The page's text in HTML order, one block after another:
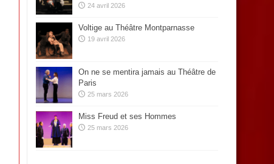
24 avril 2026
Voltige au Théâtre Montparnasse
19 avril 2026
On ne se mentira jamais au Théâtre de
Paris
25 mars 2026
Miss Freud et ses Hommes
25 mars 2026